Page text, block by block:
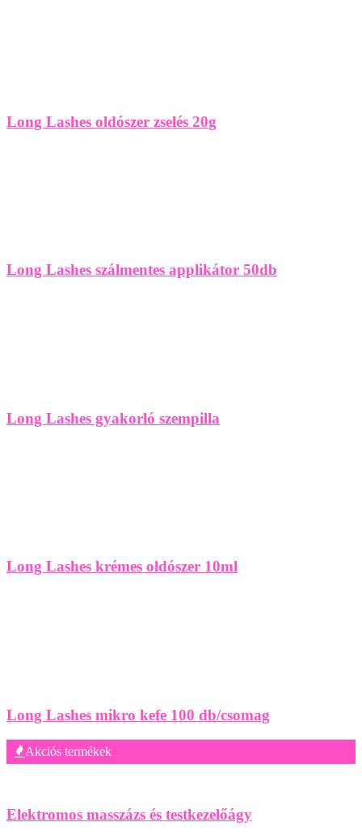
Long Lashes oldószer zselés 20g
Long Lashes szálmentes applikátor 50db
Long Lashes gyakorló szempilla
Long Lashes krémes oldószer 10ml
Long Lashes mikro kefe 100 db/csomag
Akciós termékek
Elektromos masszázs és testkezelőágy